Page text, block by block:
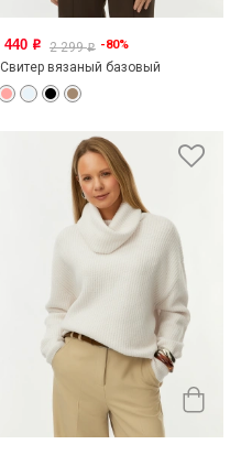
440 o 2 299o -80%
Свитер вязаный базовый